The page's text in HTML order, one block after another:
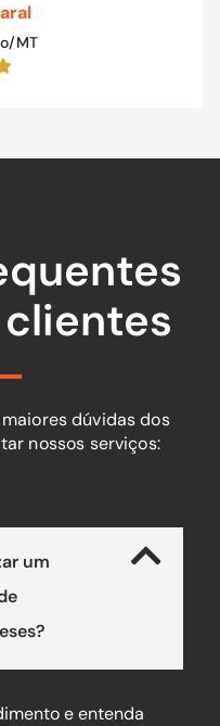
MT
dúvidas dos
nossos serviços:
um
e entenda